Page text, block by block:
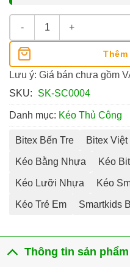
Kéo Cắt Thủ Công Trẻ Em
Lưu ý: Giá bán chưa gồm
SKU:
SK-SC0004
Danh mục: Kéo Thủ Công
Bitex Bến Tre Bitex Việt
Kéo Bằng Nhựa Kéo
Kéo Lưỡi Nhựa Kéo
Kéo Trẻ Em Smartkids
Thông tin sản phẩm